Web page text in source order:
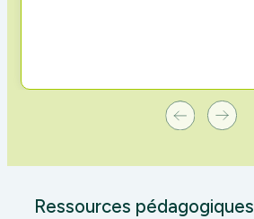
Ressources pédagogiques